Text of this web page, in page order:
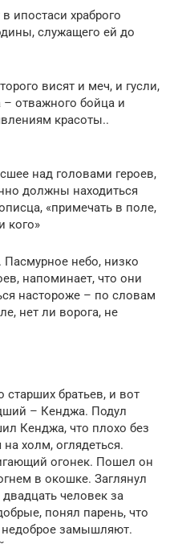
ипостаси храброго
служащего ей до
висят и меч, и гусли,
– отважного бойца и
красоты..
над головами героев,
должны находиться
«примечать в поле,
кого»
небо, низко
напоминает, что они
настороже – по словам
нет ли ворога, не
братьев, и вот
– Кенджа. Подул
Кенджа, что плохо без
холм, оглядеться.
огонек. Пошел он
в окошке. Заглянул
человек за
понял парень, что
недоброе замышляют.